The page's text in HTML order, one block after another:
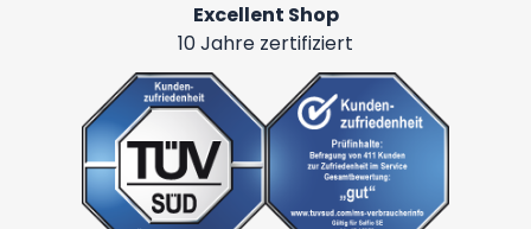
Excellent Shop
10 Jahre zertifiziert